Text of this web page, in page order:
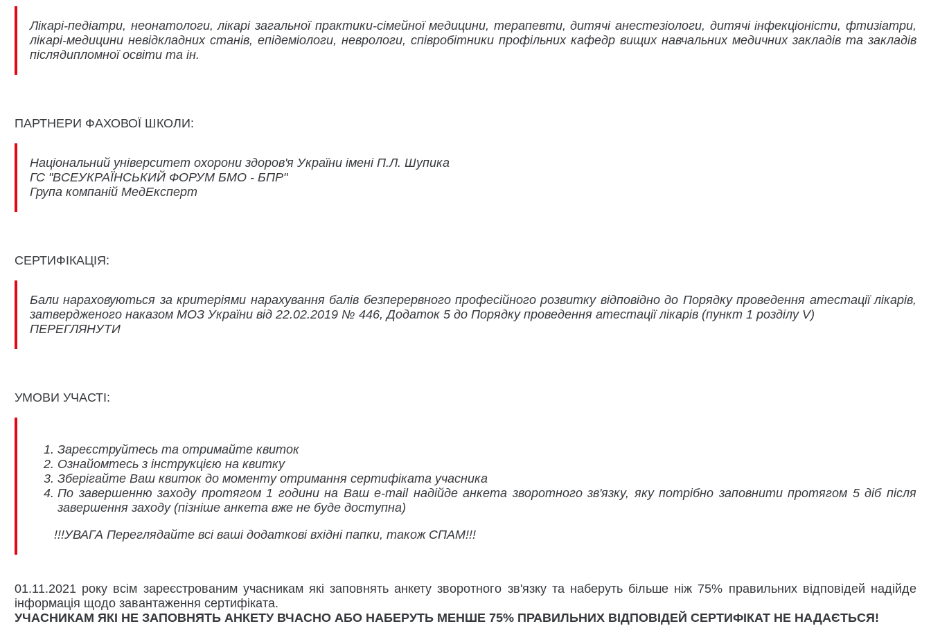
Лікарі-педіатри, неонатологи, лікарі загальної практики-сімейної медицини, терапевти, дитячі анестезіологи, дитячі інфекціоністи, фтизіатри,
лікарі-медицини невідкладних станів, епідеміологи, неврологи, співробітники профільних кафедр вищих навчальних медичних закладів та закладів
післядипломної освіти та ін.
ПАРТНЕРИ ФАХОВОЇ ШКОЛИ:
Національний університет охорони здоров'я України імені П.Л. Шупика
ГС "ВСЕУКРАЇНСЬКИЙ ФОРУМ БМО - БПР"
Група компаній МедЕксперт
СЕРТИФІКАЦІЯ:
Бали нараховуються за критеріями нарахування балів безперервного професійного розвитку відповідно до Порядку проведення атестації лікарів,
затвердженого наказом МОЗ України від 22.02.2019 № 446, Додаток 5 до Порядку проведення атестації лікарів (пункт 1 розділу V)
ПЕРЕГЛЯНУТИ
УМОВИ УЧАСТІ:
Зареєструйтесь та отримайте квиток
Ознайомтесь з інструкцією на квитку
Зберігайте Ваш квиток до моменту отримання сертифіката учасника
По завершенню заходу протягом 1 години на Ваш e-mail надійде анкета зворотного зв'язку, яку потрібно заповнити протягом 5 діб після
завершення заходу (пізніше анкета вже не буде доступна)
!!!УВАГА Переглядайте всі ваші додаткові вхідні папки, також СПАМ!!!
01.11.2021 року всім зареєстрованим учасникам які заповнять анкету зворотного зв'язку та наберуть більше ніж 75% правильних відповідей надійде
інформація щодо завантаження сертифіката.
УЧАСНИКАМ ЯКІ НЕ ЗАПОВНЯТЬ АНКЕТУ ВЧАСНО АБО НАБЕРУТЬ МЕНШЕ 75% ПРАВИЛЬНИХ ВІДПОВІДЕЙ СЕРТИФІКАТ НЕ НАДАЄТЬСЯ!